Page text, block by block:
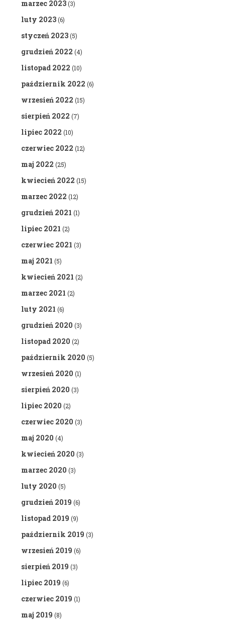
marzec 2023(3)
luty 2023(6)
styczeń 2023(5)
grudzień 2022 (4)
listopad 2022 (10)
październik 2022 (6)
wrzesień 2022 (15)
sierpień 2022 (7)
lipiec 2022 (10)
czerwiec 2022 (12)
maj 2022 (25)
kwiecień 2022 (15)
marzec 2022 (12)
grudzień 2021 (1)
lipiec 2021 (2)
czerwiec 2021 (3)
maj 2021 (5)
kwiecień 2021 (2)
marzec 2021 (2)
luty 2021 (6)
grudzień 2020 (3)
listopad 2020 (2)
październik 2020 (5)
wrzesień 2020 (1)
sierpień 2020 (3)
lipiec 2020 (2)
czerwiec 2020 (3)
maj 2020 (4)
kwiecień 2020 (3)
marzec 2020 (3)
luty 2020 (5)
grudzień 2019 (6)
listopad 2019 (9)
październik 2019 (3)
wrzesień 2019 (6)
sierpień 2019 (3)
lipiec 2019 (6)
czerwiec 2019 (1)
maj 2019 (8)